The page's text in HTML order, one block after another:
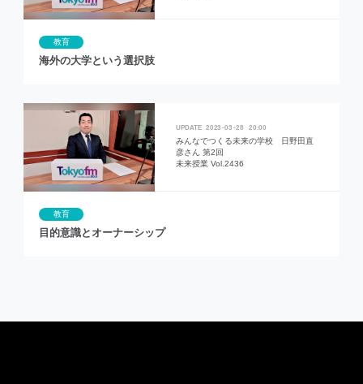
教育
海外の大学という選択肢
2023 03 28 20:00
みんなでつくる未来の学校 日野田直
彦さん 第2回
未来授業 Vol.2436
教育
目的意識とオーナーシップ